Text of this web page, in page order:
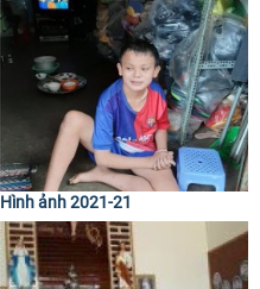
Hình ảnh 2021-21